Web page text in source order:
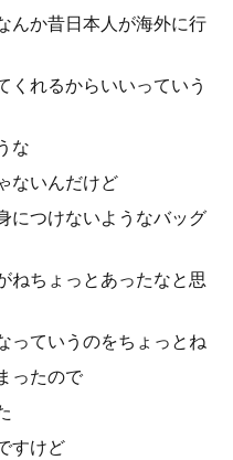
んか昔日本人が海外に行
くれるからいいっていう
な
ないんだけど
につけないようなバッグ
ねちょっとあったなと思
っていうのをちょっとね
ったので
すけど